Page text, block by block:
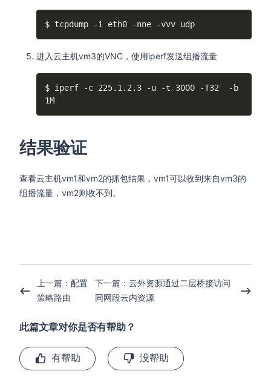
$ tcpdump -i eth0 -nne -vvv udp
进入云主机vm3的VNC，使用iperf发送组播流量
$ iperf -c 225.1.2.3 -u -t 3000 -T32  -b
1M
结果验证
查看云主机vm1和vm2的抓包结果，vm1可以收到来自vm3的
组播流量，vm2则收不到。
上一篇：配置
策略路由
下一篇：云外资源通过二层桥接访问
同网段云内资源
此篇文章对你是否有帮助？
有帮助 没帮助